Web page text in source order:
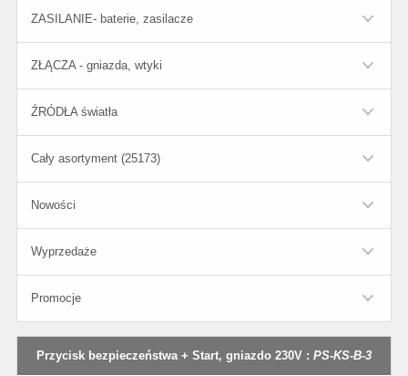
ZASILANIE- baterie, zasilacze
ZŁĄCZA - gniazda, wtyki
ŹRÓDŁA światła
Cały asortyment (25173)
Nowości
Wyprzedaże
Promocje
Przycisk bezpieczeństwa + Start, gniazdo 230V : PS-KS-B-3